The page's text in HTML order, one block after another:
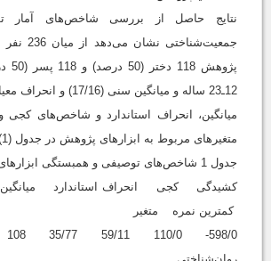
نتایج حاصل از بررسی شاخص‌های آمار
12ـ23 ساله و میانگین سنی (17/16) و انحراف معیار (50/2) بودند.
میانگین، انحراف استاندارد و شاخص‌های
متغیرهای مربوط به ابزارهای پژوهش در جدول (1) آمده است.
جدول 1 شاخص‌های توصیفی و همبستگی ابزارهای پژوهش
کشیدگی کجی انحراف استاندارد
کمترین نمره متغیر